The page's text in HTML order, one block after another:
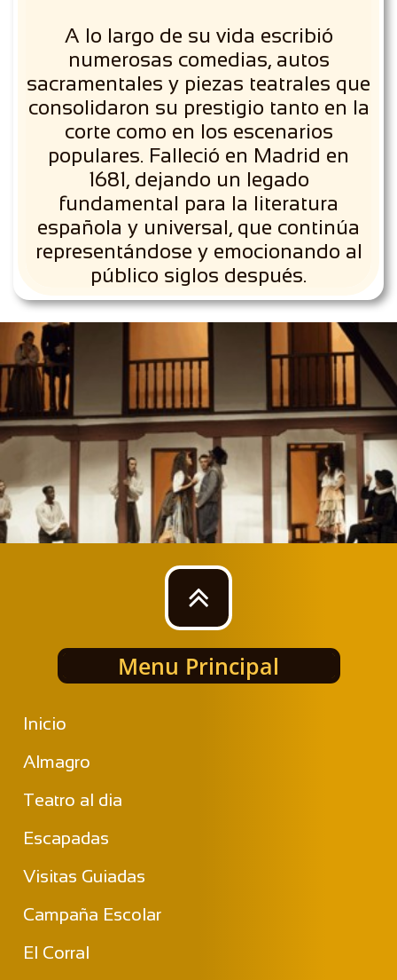
A lo largo de su vida escribió
numerosas comedias, autos
sacramentales y piezas teatrales que
consolidaron su prestigio tanto en la
corte como en los escenarios
populares. Falleció en Madrid en
1681, dejando un legado
fundamental para la literatura
española y universal, que continúa
representándose y emocionando al
público siglos después.

Menu Principal
Inicio
Almagro
Teatro al dia
Escapadas
Visitas Guiadas
Campaña Escolar
El Corral